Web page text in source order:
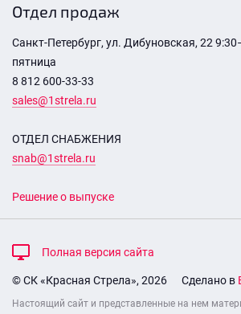
Отдел продаж
Санкт-Петербург, ул. Дибуновская, 22
пятница
8 812 600-33-33
sales@1strela.ru
ОТДЕЛ СНАБЖЕНИЯ
snab@1strela.ru
Решение о выпуске
Полная версия сайта
© СК «Красная Стрела», 2026 Сделано в
Настоящий сайт и представленные на нем